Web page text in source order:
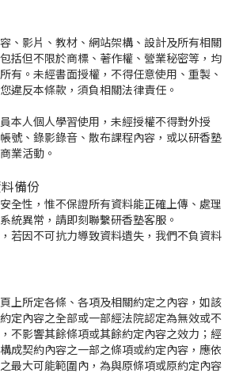
、影片、教材、網站架構、設計及所有相關
括但不限於商標、著作權、營業秘密等，均
有。未經書面授權，不得任意使用、重製、
違反本條款，須負相關法律責任。
本人個人學習使用，未經授權不得對外授
號、錄影錄音、散布課程內容，或以研香塾
業活動。
備份
全性，惟不保證所有資料能正確上傳、處理
統異常，請即刻聯繫研香塾客服。
若因不可抗力導致資料遺失，我們不負資料
上所定各條、各項及相關約定之內容，如該
定內容之全部或一部經法院認定為無效或不
不影響其餘條項或其餘約定內容之效力；經
成契約內容之一部之條項或約定內容，應依
最大可能範圍內，為與原條項或原約定內容